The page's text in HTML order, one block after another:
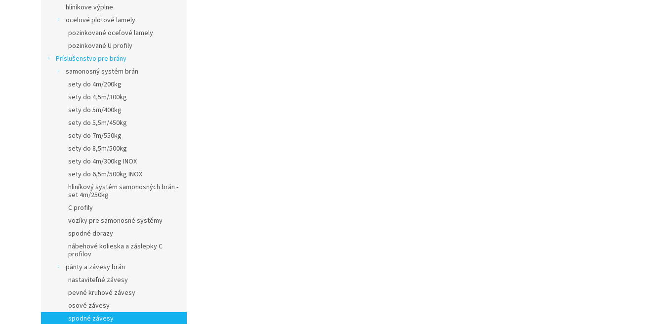
hliníkove výplne
ocelové plotové lamely
pozinkované oceľové lamely
pozinkované U profily
Príslušenstvo pre brány
samonosný systém brán
sety do 4m/200kg
sety do 4,5m/300kg
sety do 5m/400kg
sety do 5,5m/450kg
sety do 7m/550kg
sety do 8,5m/500kg
sety do 4m/300kg INOX
sety do 6,5m/500kg INOX
hliníkový systém samonosných brán -
set 4m/250kg
C profily
vozíky pre samonosné systémy
spodné dorazy
nábehové kolieska a záslepky C
profilov
pánty a závesy brán
nastaviteľné závesy
pevné kruhové závesy
osové závesy
spodné závesy